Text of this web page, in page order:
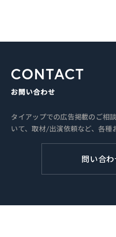
CONTACT
お問い合わせ
タイアップでの広告掲載のご相
いて、取材/出演依頼など、各種
問い合